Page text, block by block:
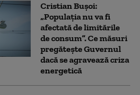
Cristian Bușoi:
„Populația nu va fi
afectată de limitările
de consum”. Ce măsuri
pregătește Guvernul
dacă se agravează criza
energetică